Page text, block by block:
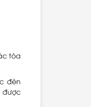
tòa
đèn
được